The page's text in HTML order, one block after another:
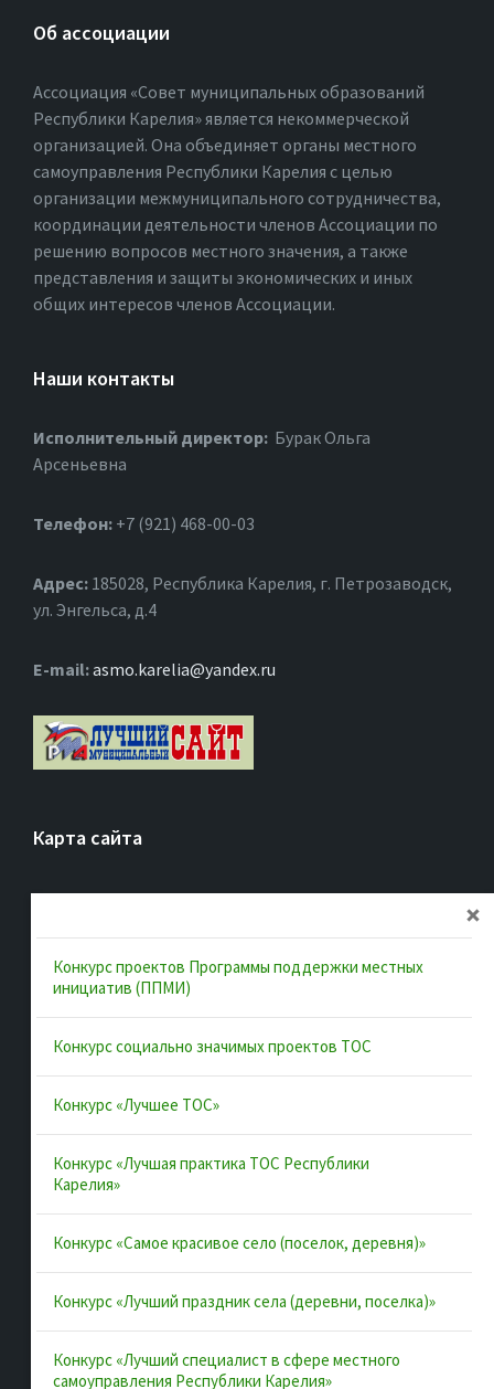
Об ассоциации
Ассоциация «Совет муниципальных образований
Республики Карелия» является некоммерческой
организацией. Она объединяет органы местного
самоуправления Республики Карелия с целью
организации межмуниципального сотрудничества,
координации деятельности членов Ассоциации по
решению вопросов местного значения, а также
представления и защиты экономических и иных
общих интересов членов Ассоциации.
Наши контакты
Исполнительный директор: Бурак Ольга
Арсеньевна
Телефон: +7 (921) 468-00-03
Адрес: 185028, Республика Карелия, г. Петрозаводск,
ул. Энгельса, д.4
Е-mail:asmo.karelia@yandex.ru
Карта сайта
Об ассоциации
Документы
Муниципальные образования
Конкурсы и лучшие практики
Контакты
Полезные ссылки
Интернет-портал Республики Карелия
Территориальное общественное самоуправление в
Республике Карелия
Конкурс проектов Программы поддержки местных
инициатив (ППМИ)
Конкурс социально значимых проектов ТОС
Конкурс «Лучшее ТОС»
Конкурс «Лучшая практика ТОС Республики
Карелия»
Конкурс «Самое красивое село (поселок, деревня)»
Конкурс «Лучший праздник села (деревни, поселка)»
Конкурс «Лучший специалист в сфере местного
самоуправления Республики Карелия»